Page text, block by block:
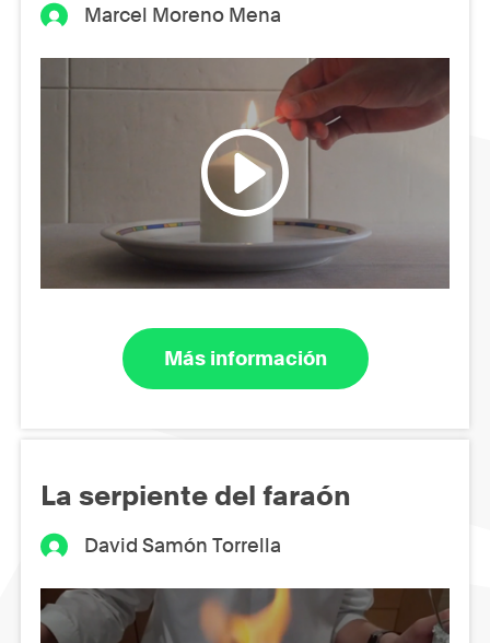
Marcel Moreno Mena
Más información
La serpiente del faraón
David Samón Torrella